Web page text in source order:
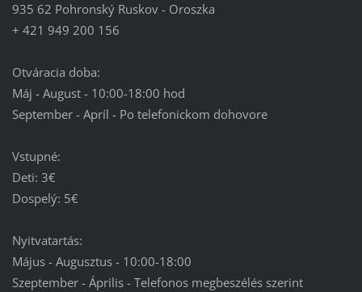
935 62 Pohronský Ruskov - Oroszka
+ 421 949 200 156
Otváracia doba:
Máj - August - 10:00-18:00 hod
September - Apríl - Po telefonickom dohovore
Vstupné:
Deti: 3€
Dospelý: 5€
Nyitvatartás:
Május - Augusztus - 10:00-18:00
Szeptember - Április - Telefonos megbeszélés szerint